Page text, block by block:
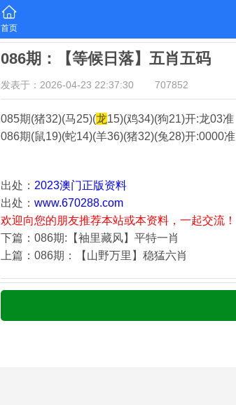
首页
086期：【等候日落】五肖五码
发表于：2026-04-23 22:37:30 707852
085期(猪32)(马25)(龙15)(鸡34)(狗21)开:龙03准
086期(鼠19)(蛇14)(羊36)(猪32)(兔28)开:0000准
出处： 2023澳门正版资料
出处： www.670288.com
欢迎向您的朋友推荐本站或本资料，一起交流！
下篇：086期:【袖里藏风】平特一肖
上篇：086期：【山野万里】稳猛六肖